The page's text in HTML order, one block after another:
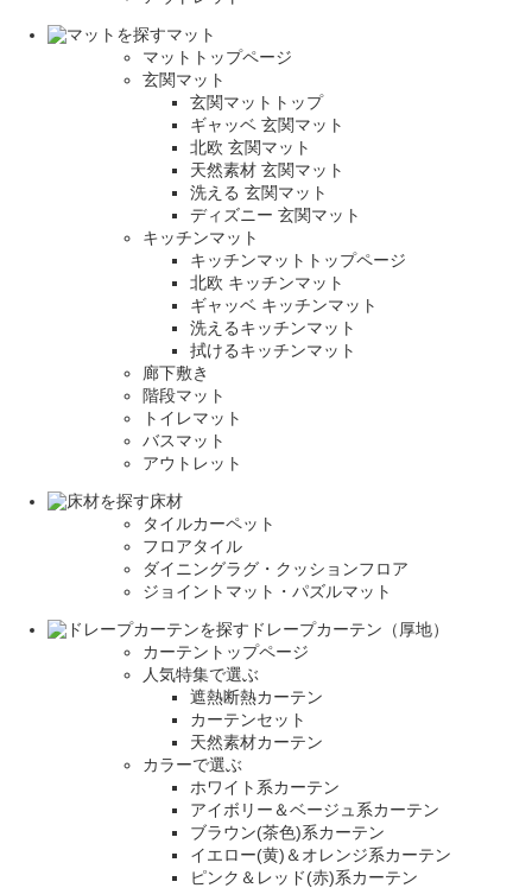
マット
マットトップページ
玄関マット
玄関マットトップ
ギャッベ 玄関マット
北欧 玄関マット
天然素材 玄関マット
洗える 玄関マット
ディズニー 玄関マット
キッチンマット
キッチンマットトップページ
北欧 キッチンマット
ギャッベ キッチンマット
洗えるキッチンマット
拭けるキッチンマット
廊下敷き
階段マット
トイレマット
バスマット
アウトレット
床材
タイルカーペット
フロアタイル
ダイニングラグ・クッションフロア
ジョイントマット・パズルマット
ドレープカーテン（厚地）
カーテントップページ
人気特集で選ぶ
遮熱断熱カーテン
カーテンセット
天然素材カーテン
カラーで選ぶ
ホワイト系カーテン
アイボリー＆ベージュ系カーテン
ブラウン(茶色)系カーテン
イエロー(黄)＆オレンジ系カーテン
ピンク＆レッド(赤)系カーテン